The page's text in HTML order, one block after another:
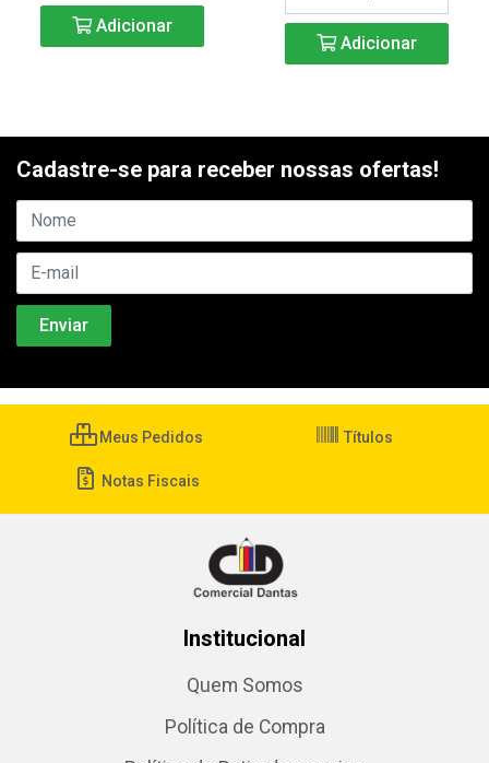
Adicionar
Adicionar
Cadastre-se para receber nossas ofertas!
Meus Pedidos Títulos
Notas Fiscais
Institucional
Quem Somos
Política de Compra